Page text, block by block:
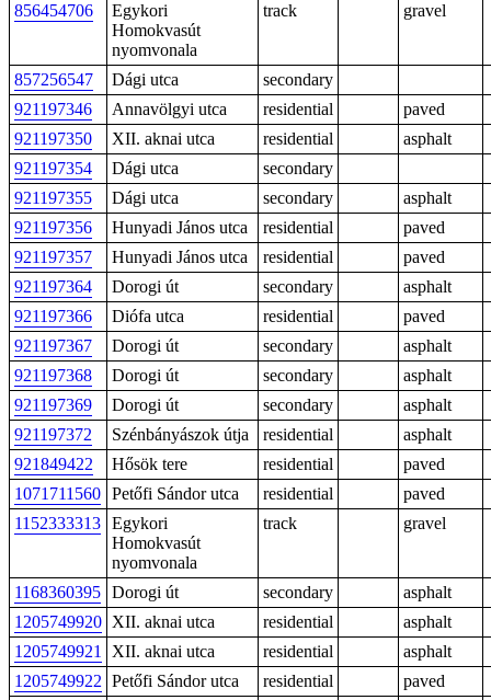
856454706
Egykori
Homokvasút
nyomvonala
track gravel
857256547 Dági utca
secondary
921197346
Annavölgyi utca residential
paved
921197350
XII. aknai utca residential
asphalt
921197354
Dági utca
secondary
921197355
Dági utca secondary
asphalt
921197356
Hunyadi János utca residential
paved
921197357
Hunyadi János utca residential
paved
921197364
Dorogi út secondary
asphalt
921197366
Diófa utca residential
paved
921197367
Dorogi út secondary
asphalt
921197368
Dorogi út secondary
asphalt
921197369
Dorogi út secondary
asphalt
921197372
Szénbányászok útja residential
asphalt
921849422
Hősök tere residential
paved
1071711560 Petőfi Sándor utca residential
paved
1152333313 Egykori
Homokvasút
nyomvonala
track gravel
1168360395 Dorogi út secondary
asphalt
1205749920 XII. aknai utca residential
asphalt
1205749921
XII. aknai utca residential
asphalt
1205749922 Petőfi Sándor utca residential
paved